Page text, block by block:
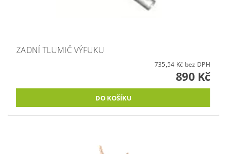
ZADNÍ TLUMIČ VÝFUKU
735,54 Kč bez DPH
890 Kč